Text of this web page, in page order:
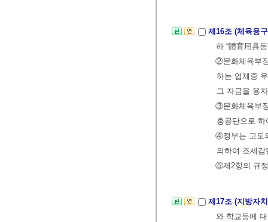
제16조 (체육용
하 “體育用具
②문화체육부
하는 업체중
그 자금을 융
③문화체육부
흥공단으로
④정부는 고도
의하여 조세
⑤제2항의 규
제17조 (지방자
와 학교등에